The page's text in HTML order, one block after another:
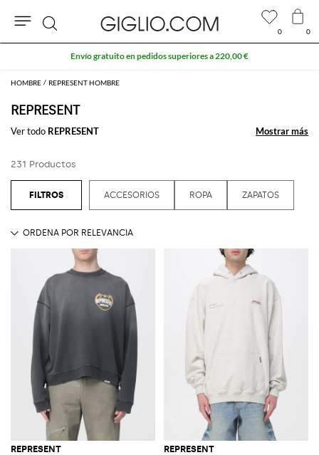
HOMBRE REPRESENT HOMBRE
REPRESENT
Ver todo REPRESENT Mostrar más
Mostrar más
231 Productos
ACCESORIOS ROPA ZAPATOS
REPRESENT REPRESENT
0 0
Buscar
Extra 10 % en el área Outlet